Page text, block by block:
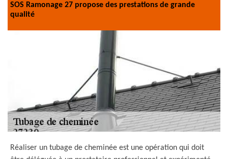
SOS Ramonage 27 propose des prestations de grande
qualité
Réaliser un tubage de cheminée est une opération qui doit